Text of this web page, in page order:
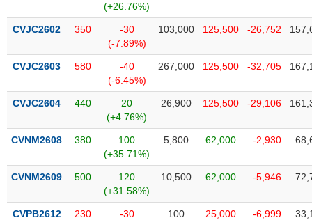
(+26.76%)
CVJC2602 350
-30
(-7.89%)
103,000 125,500 -26,752
CVJC2603 580
-40
(-6.45%)
267,000 125,500 -32,705
CVJC2604 440
20
(+4.76%)
26,900 125,500 -29,106
CVNM2608 380
100
(+35.71%)
5,800 62,000 -2,930
CVNM2609 500
120
(+31.58%)
10,500 62,000 -5,946
CVPB2612 230
-30
100 25,000 -6,999
Thuật
ngữ
vụ
(-)
tạo